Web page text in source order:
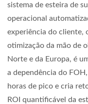
sistema de esteira de
operacional
experiência do cliente,
otimização da mão de
Norte e da Europa, é
a dependência do
horas de pico e cria
ROI quantificável da